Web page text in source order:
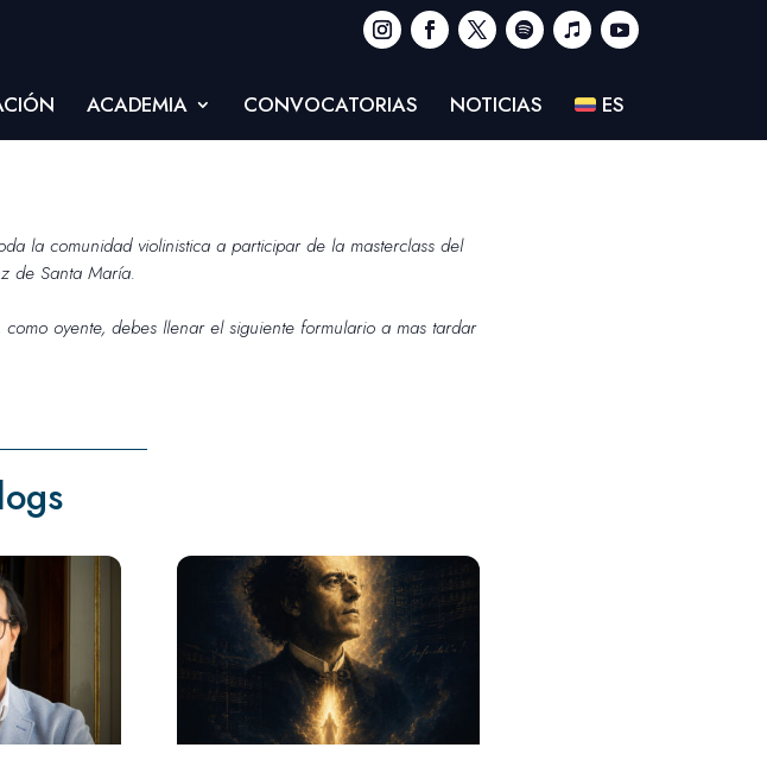
ACADEMIA CONVOCATORIAS NOTICIAS ES
la comunidad violinistica a participar de la masterclass del
de Santa María.
oyente, debes llenar el siguienteformularioa mas tardar